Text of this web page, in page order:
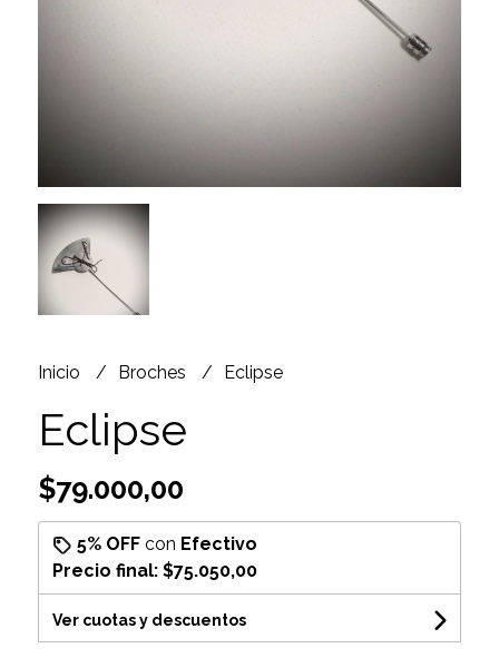
Inicio Broches Eclipse
Eclipse
$79.000,00
5% OFFcon Efectivo
Precio final: $75.050,00
Ver cuotas y descuentos